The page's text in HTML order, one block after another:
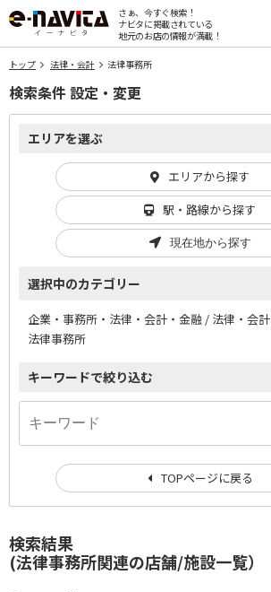
さぁ、今すぐ検索！
ナビタに掲載されている
地元のお店の情報が満載！
トップ 法律・会計 法律事務所
検索結果
(法律事務所関連の店舗/施設一覧）
検索条件 設定・変更
エリアを選ぶ
エリアから探す
駅・路線から探す
現在地から探す
選択中のカテゴリー
企業・事務所・法律・会計・金融 / 法律・会計
法律事務所
キーワードで絞り込む
TOPページに戻る